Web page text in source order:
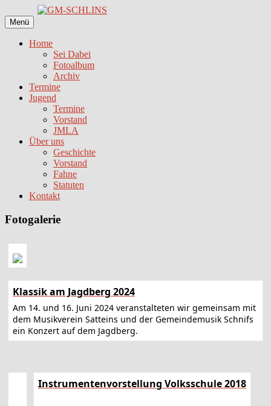
Inhalt
springen
Menü
Home
Sei Dabei
Fotoalbum
Archiv
Termine
Jugend
Termine
Vorstand
JMLA
Über uns
Geschichte
Vorstand
Fahne
Statuten
Kontakt
Fotogalerie
Klassik am Jagdberg 2024
Am 14. und 16. Juni 2024 veranstalteten wir gemeinsam mit
dem Musikverein Satteins und der Gemeindemusik Schnifs
ein Konzert auf dem Jagdberg.
Instrumentenvorstellung Volksschule 2018